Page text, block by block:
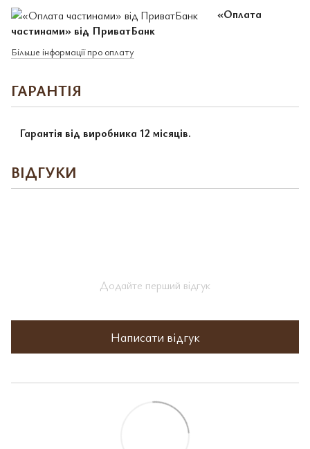
«Оплата
частинами» від ПриватБанк
Більше інформації про оплату
ГАРАНТІЯ
Гарантія від виробника 12 місяців.
ВІДГУКИ
Додайте перший відгук
Написати відгук